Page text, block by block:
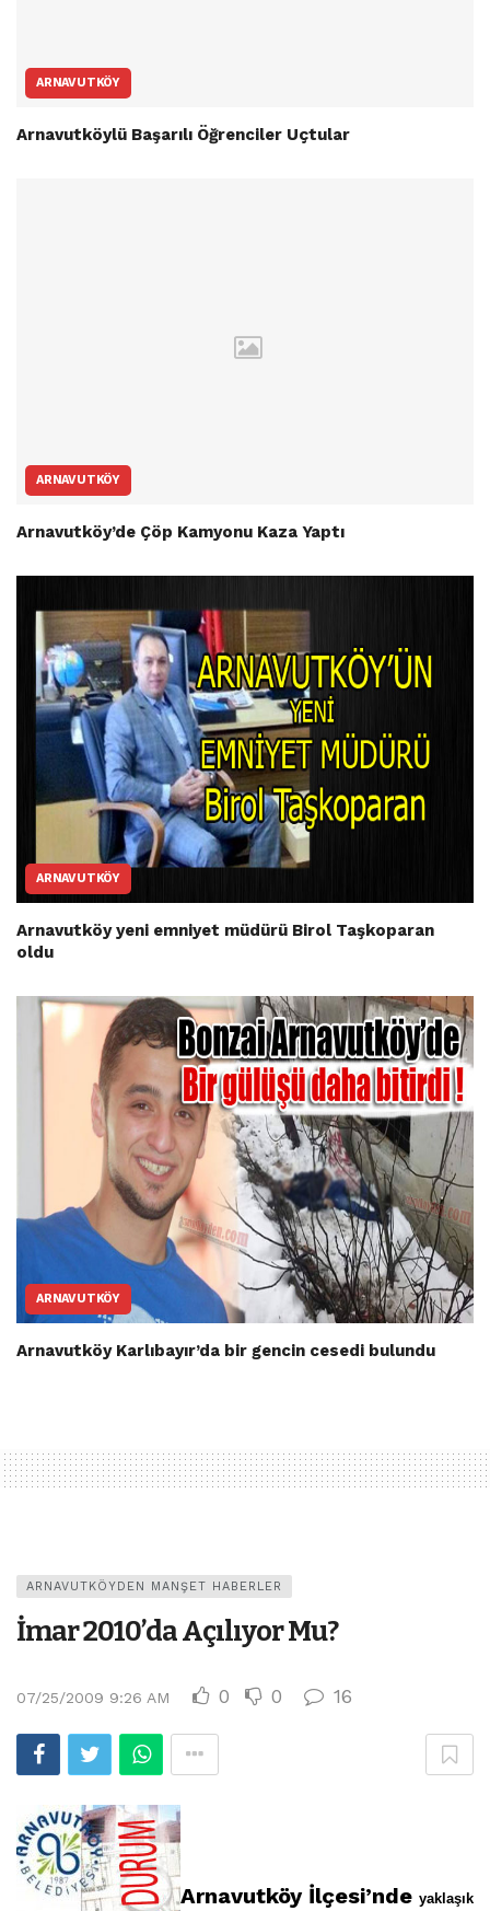
ARNAVUTKÖY
Arnavutköylü Başarılı Öğrenciler Uçtular
ARNAVUTKÖY
Arnavutköy’de Çöp Kamyonu Kaza Yaptı
ARNAVUTKÖY
Arnavutköy yeni emniyet müdürü Birol Taşkoparan
oldu
ARNAVUTKÖY
Arnavutköy Karlıbayır’da bir gencin cesedi bulundu
ARNAVUTKÖYDEN MANŞET HABERLER
İmar 2010’da Açılıyor Mu?
07/25/2009 9:26 AM 0 0 16
Arnavutköy İlçesi’nde yaklaşık